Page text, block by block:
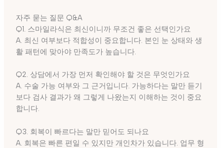
자주 묻는 질문 Q&A
Q1. 스마일라식은 최신이니까 무조건 좋은 선택인가요
A. 최신 여부보다 적합성이 중요합니다. 본인 눈 상태와 생
활 패턴에 맞아야 만족도가 높습니다.
Q2. 상담에서 가장 먼저 확인해야 할 것은 무엇인가요
A. 수술 가능 여부와 그 근거입니다. 가능하다는 말만 듣기
보다 검사 결과가 왜 그렇게 나왔는지 이해하는 것이 중요
합니다.
Q3. 회복이 빠르다는 말만 믿어도 되나요
A. 회복은 빠른 편일 수 있지만 개인차가 있습니다. 업무 형